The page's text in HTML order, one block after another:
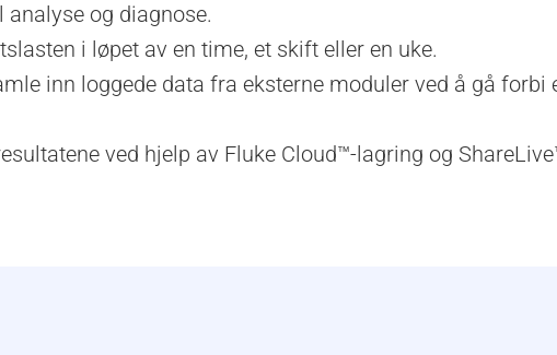
og diagnose.
i løpet av en time, et skift eller en uke.
inn loggede data fra eksterne moduler ved å gå
ved hjelp av Fluke Cloud™-lagring og